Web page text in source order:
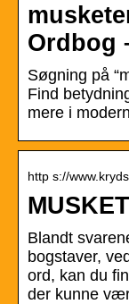
Ordbog
Søgning på
Find
mere i
http s://
Blandt
bogstaver,
ord, kan du
der kunne